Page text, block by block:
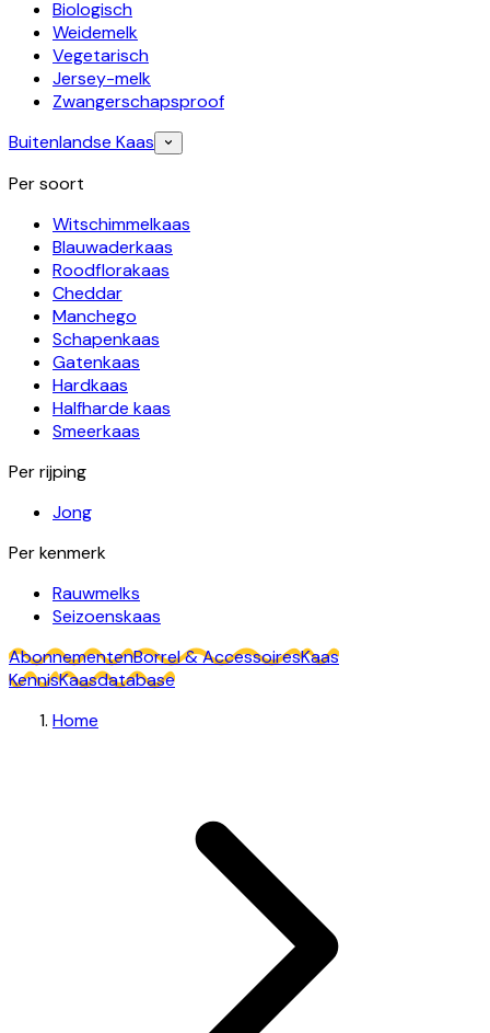
Biologisch
Weidemelk
Vegetarisch
Jersey-melk
Zwangerschapsproof
Buitenlandse Kaas
Per soort
Witschimmelkaas
Blauwaderkaas
Roodflorakaas
Cheddar
Manchego
Schapenkaas
Gatenkaas
Hardkaas
Halfharde kaas
Smeerkaas
Per rijping
Jong
Per kenmerk
Rauwmelks
Seizoenskaas
AbonnementenBorrel & AccessoiresKaas
KennisKaasdatabase
Home